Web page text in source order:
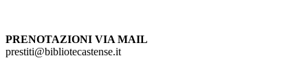
PRENOTAZIONI VIA MAIL
prestiti@bibliotecastense.it